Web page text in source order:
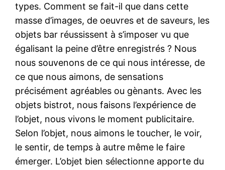
types. Comment se fait-il que dans cette
masse d’images, de oeuvres et de saveurs, les
objets bar réussissent à s’imposer vu que
égalisant la peine d’être enregistrés ? Nous
nous souvenons de ce qui nous intéresse, de
ce que nous aimons, de sensations
précisément agréables ou gènants. Avec les
objets bistrot, nous faisons l’expérience de
l’objet, nous vivons le moment publicitaire.
Selon l’objet, nous aimons le toucher, le voir,
le sentir, de temps à autre même le faire
émerger. L’objet bien sélectionne apporte du